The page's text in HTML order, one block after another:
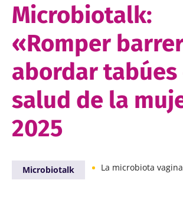
la
navegación
Microbiotalk:
«Romper
abordar tabúes
salud de la
2025
Microbiotalk La microbiota